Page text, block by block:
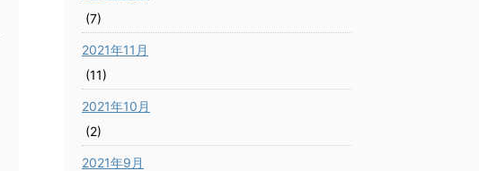
(7)
2021年11月
(11)
2021年10月
(2)
2021年9月